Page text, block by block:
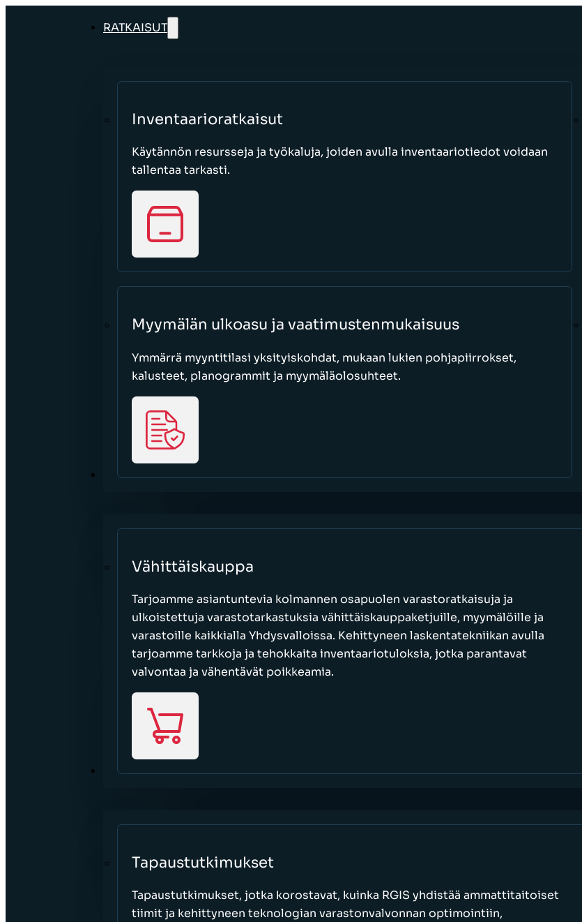
RATKAISUT
Inventaarioratkaisut
Käytännön resursseja ja työkaluja, joiden avulla inventaariotiedot voidaan
tallentaa tarkasti.
Myymälän ulkoasu ja vaatimustenmukaisuus
Ymmärrä myyntitilasi yksityiskohdat, mukaan lukien pohjapiirrokset,
kalusteet, planogrammit ja myymäläolosuhteet.
SEKTORIT
Vähittäiskauppa
Tarjoamme asiantuntevia kolmannen osapuolen varastoratkaisuja ja
ulkoistettuja varastotarkastuksia vähittäiskauppaketjuille, myymälöille ja
varastoille kaikkialla Yhdysvalloissa. Kehittyneen laskentatekniikan avulla
tarjoamme tarkkoja ja tehokkaita inventaariotuloksia, jotka parantavat
valvontaa ja vähentävät poikkeamia.
RESURSSIT
Tapaustutkimukset
Tapaustutkimukset, jotka korostavat, kuinka RGIS yhdistää ammattitaitoiset
tiimit ja kehittyneen teknologian varastonvalvonnan optimointiin,